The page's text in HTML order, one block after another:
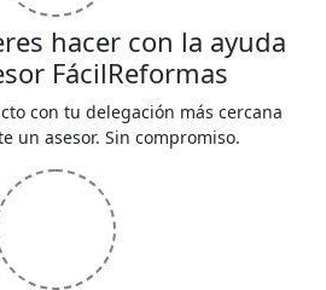
hacer con la ayuda
FácilReformas
con tu delegación más cercana
un asesor. Sin compromiso.